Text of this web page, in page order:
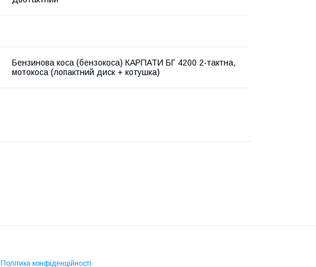
Бензинова коса (бензокоса) КАРПАТИ БГ 4200 2-тактна,
мотокоса (лопактний диск + котушка)
Політика конфіденційності